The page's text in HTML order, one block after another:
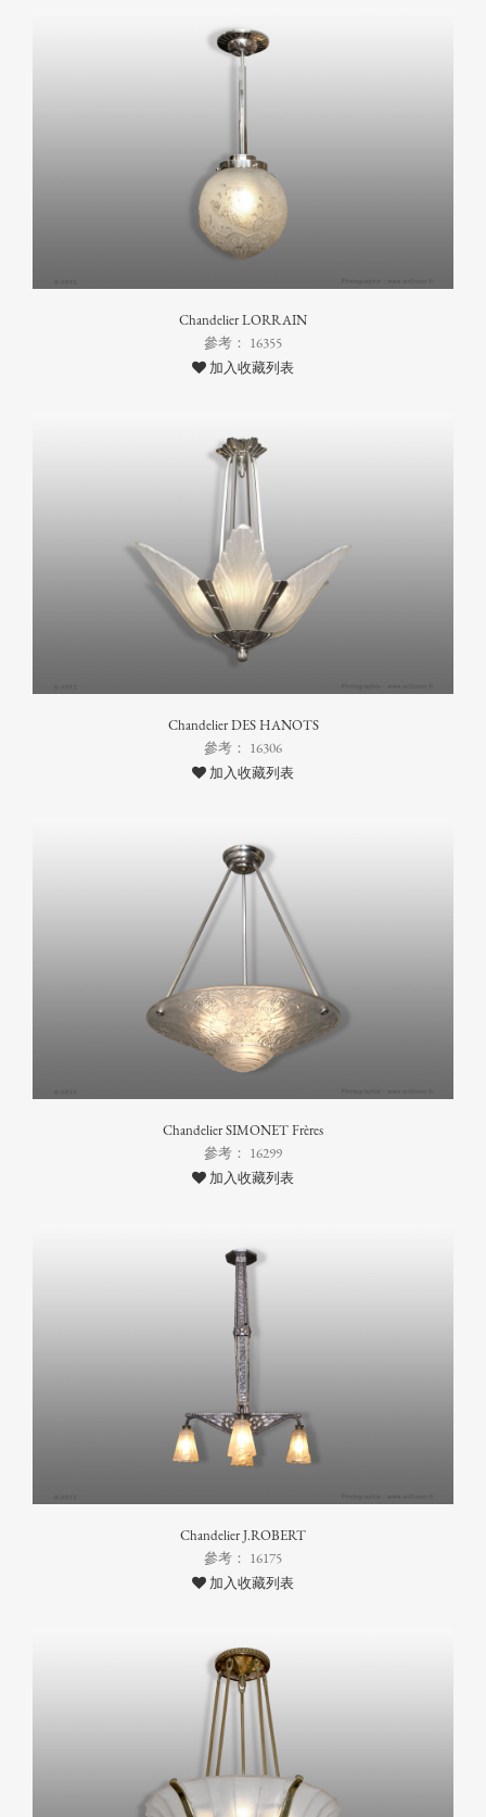
Chandelier LORRAIN
參考： 16355
加入收藏列表
Chandelier DES HANOTS
參考： 16306
加入收藏列表
Chandelier SIMONET Frères
參考： 16299
加入收藏列表
Chandelier J.ROBERT
參考： 16175
加入收藏列表